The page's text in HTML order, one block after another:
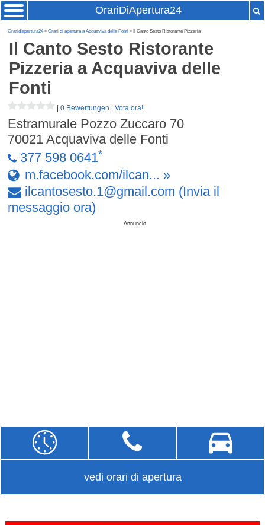
OrariDiApertura24
Oraridiapertura24»Orari di apertura a Acquaviva delle Fonti » Il Canto Sesto Ristorante Pizzeria
Il Canto Sesto Ristorante
Pizzeriaa Acquaviva delle
Fonti
|0 Bewertungen |Vota ora!
Estramurale Pozzo Zuccaro 70
70021 Acquaviva delle Fonti
377 598 0641*
m.facebook.com/ilcan... »
ilcantosesto.1@gmail .com (Invia il
messaggio ora)
Annuncio
vedi orari di apertura